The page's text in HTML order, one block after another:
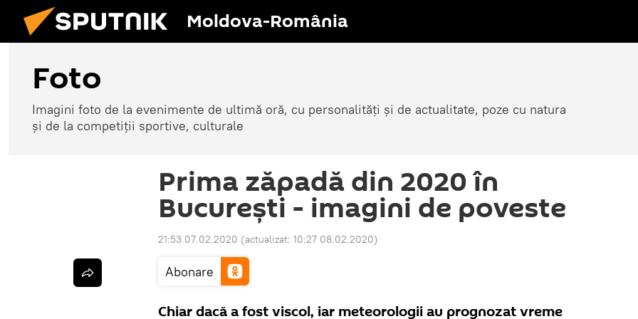
Moldova-România
Foto
Imagini foto de la evenimente de ultimă oră, cu personalități și de actualitate, poze cu natura
și de la competiții sportive, culturale
Prima zăpadă din 2020 în
București - imagini de poveste
21:53 07.02.2020 (actualizat: 10:27 08.02.2020)
Abonare
Chiar dacă a fost viscol, iar meteorologii au prognozat vreme